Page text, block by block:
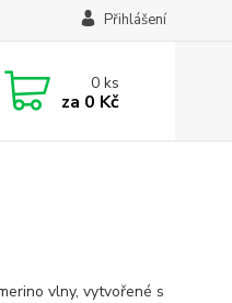
Přihlášení
0ks
za 0 Kč
vlny, vytvořené s